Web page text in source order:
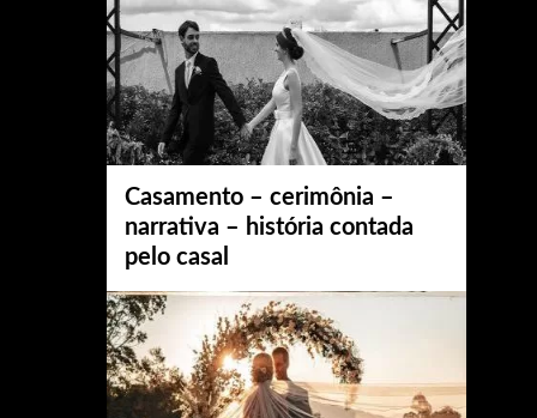
Casamento – cerimônia –
narrativa – história contada
pelo casal